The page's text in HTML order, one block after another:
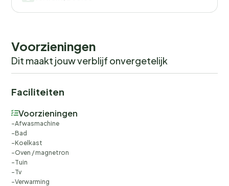
Voorzieningen
Dit maakt jouw verblijf onvergetelijk
Faciliteiten
Voorzieningen
Afwasmachine
Bad
Koelkast
Oven / magnetron
Tuin
Tv
Verwarming